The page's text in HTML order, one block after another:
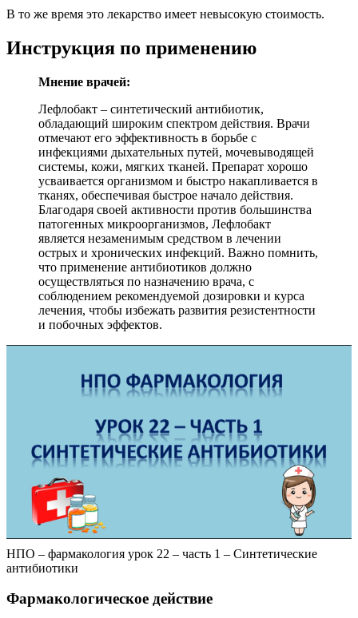
В то же время это лекарство имеет невысокую стоимость.
Инструкция по применению
Мнение врачей:
Лефлобакт – синтетический антибиотик,
обладающий широким спектром действия. Врачи
отмечают его эффективность в борьбе с
инфекциями дыхательных путей, мочевыводящей
системы, кожи, мягких тканей. Препарат хорошо
усваивается организмом и быстро накапливается в
тканях, обеспечивая быстрое начало действия.
Благодаря своей активности против большинства
патогенных микроорганизмов, Лефлобакт
является незаменимым средством в лечении
острых и хронических инфекций. Важно помнить,
что применение антибиотиков должно
осуществляться по назначению врача, с
соблюдением рекомендуемой дозировки и курса
лечения, чтобы избежать развития резистентности
и побочных эффектов.
НПО – фармакология урок 22 – часть 1 – Синтетические
антибиотики
Фармакологическое действие